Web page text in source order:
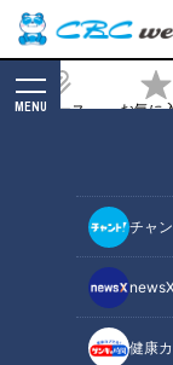
ニュース お気に
MENU
チャン
健康
～英国人が
2021/06/01